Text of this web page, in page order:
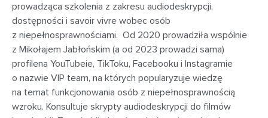
prowadząca szkolenia z zakresu audiodeskrypcji,
dostępności i savoir vivre wobec osób
z niepełnosprawnościami. Od 2020 prowadziła wspólnie
z Mikołajem Jabłońskim (a od 2023 prowadzi sama)
profilena YouTubeie, TikToku, Facebooku i Instagramie
o nazwie VIP team, na których popularyzuje wiedzę
na temat funkcjonowania osób z niepełnosprawnością
wzroku. Konsultuje skrypty audiodeskrypcji do filmów